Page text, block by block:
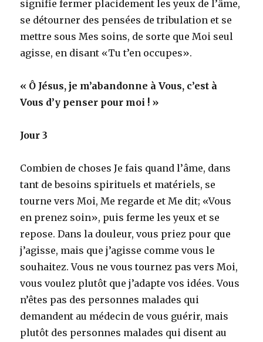
signifie fermer placidement les yeux de l’âme,
se détourner des pensées de tribulation et se
mettre sous Mes soins, de sorte que Moi seul
agisse, en disant «Tu t’en occupes».
« Ô Jésus, je m’abandonne à Vous, c’est à
Vous d’y penser pour moi ! »
Jour 3
Combien de choses Je fais quand l’âme, dans
tant de besoins spirituels et matériels, se
tourne vers Moi, Me regarde et Me dit; «Vous
en prenez soin», puis ferme les yeux et se
repose. Dans la douleur, vous priez pour que
j’agisse, mais que j’agisse comme vous le
souhaitez. Vous ne vous tournez pas vers Moi,
vous voulez plutôt que j’adapte vos idées. Vous
n’êtes pas des personnes malades qui
demandent au médecin de vous guérir, mais
plutôt des personnes malades qui disent au